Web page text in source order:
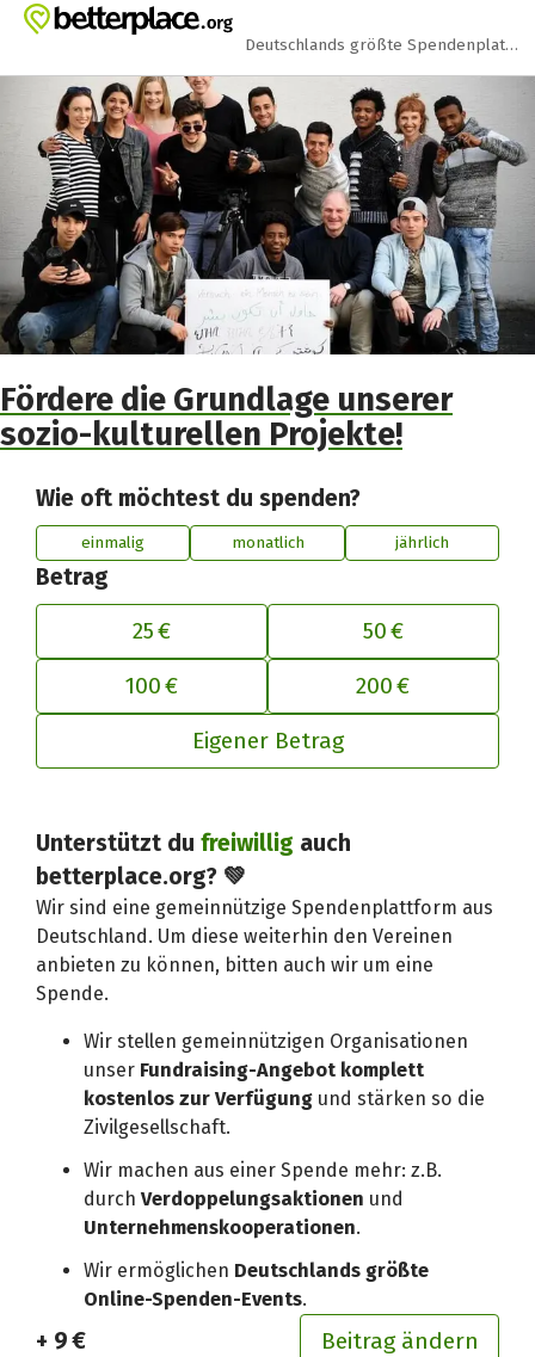
Zum Hauptinhalt springen
Erklärung zur Barrierefreiheit anzeigen
Deutschlands größte Spendenplattform
Fördere die Grundlage unserer
sozio-kulturellen Projekte!
Wie oft möchtest du spenden?
einmalig monatlich jährlich
Betrag
25 €
50 €
100 € 200 €
Eigener Betrag
Unterstützt dufreiwillig auch
betterplace.org? 💚
Wir sind eine gemeinnützige Spendenplattform aus
Deutschland. Um diese weiterhin den Vereinen
anbieten zu können, bitten auch wir um eine
Spende.
Wir stellen gemeinnützigen Organisationen
unser Fundraising-Angebot komplett
kostenlos zur Verfügung und stärken so die
Zivilgesellschaft.
Wir machen aus einer Spende mehr: z.B.
durchVerdoppelungsaktionen und
Unternehmenskooperationen.
Wir ermöglichen Deutschlands größte
Online-Spenden-Events.
+ 9 € Beitrag ändern
Deinen Beitrag an betterplace